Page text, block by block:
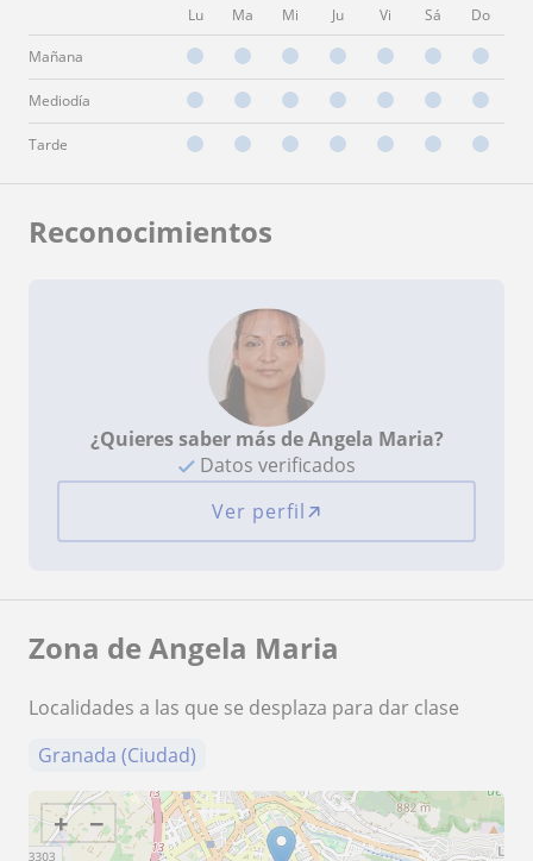
Lu Ma Mi Ju Vi Sá Do
Mañana
Mediodía
Tarde
Reconocimientos
¿Quieres saber más de Angela Maria?
Datos verificados
Ver perfil
Zona de Angela Maria
Localidades a las que se desplaza para dar clase
Granada (Ciudad)
+ −